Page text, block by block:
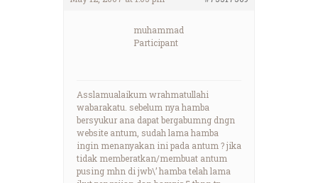
muhammad
Participant
Asslamualaikum wrahmatullahi
wabarakatu. sebelum nya hamba
bersyukur ana dapat bergabumng dngn
website antum, sudah lama hamba
ingin menanyakan ini pada antum ? jika
tidak memberatkan/membuat antum
pusing mhn di jwb\’ hamba telah lama